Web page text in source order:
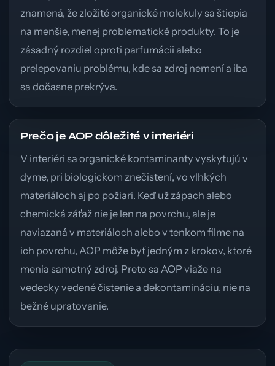
znamená, že zložité organické molekuly sa štiepia
na menšie, menej problematické produkty. To je
zásadný rozdiel oproti parfumácii alebo
prelepovaniu problému, kde sa zdroj nemení a iba
sa dočasne prekrýva.
Prečo je AOP dôležité v interiéri
V interiéri sa organické kontaminanty vyskytujú v
dyme, pri biologickom znečistení, vo vlhkých
materiáloch aj po požiari. Keď už zápach alebo
chemická záťaž nie je len na povrchu, ale je
naviazaná v materiáloch alebo v tenkom filme na
ich povrchu, AOP môže byť jedným z krokov, ktoré
menia samotný zdroj. Preto sa AOP viaže na
vedecky vedené čistenie a dekontamináciu, nie na
bežné upratovanie.